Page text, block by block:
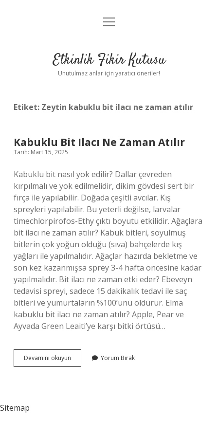
Anasayfa
Yasal Uyarı
menüyü
Etkinlik Fikir Kutusu
Unutulmaz anlar için yaratıcı öneriler!
Etiket: Zeytin kabuklu bit ilacı ne zaman atılır
Kabuklu Bit Ilacı Ne Zaman Atılır
Tarih: Mart 15, 2025
Kabuklu bit nasıl yok edilir? Dallar çevreden
kırpılmalı ve yok edilmelidir, dikim gövdesi sert bir
fırça ile yapılabilir. Doğada çeşitli avcılar. Kış
spreyleri yapılabilir. Bu yeterli değilse, larvalar
timechlorpirofos-Ethy çıktı boyutu etkilidir. Ağaçlara
bit ilacı ne zaman atılır? Kabuk bitleri, soyulmuş
bitlerin çok yoğun olduğu (sıva) bahçelerde kış
yağları ile yapılmalıdır. Ağaçlar hazırda bekletme ve
son kez kazanmışsa sprey 3-4 hafta öncesine kadar
yapılmalıdır. Bit ilacı ne zaman etki eder? Ebeveyn
tedavisi spreyi, sadece 15 dakikalık tedavi ile saç
bitleri ve yumurtaların %100’ünü öldürür. Elma
kabuklu bit ilacı ne zaman atılır? Apple, Pear ve
Ayvada Green Leaiti’ye karşı bitki örtüsü…
Devamını okuyun Kabuklu
Bit
Yorum Bırak
Sitemap